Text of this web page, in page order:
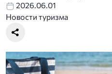
2026.06.01
Новости туризма